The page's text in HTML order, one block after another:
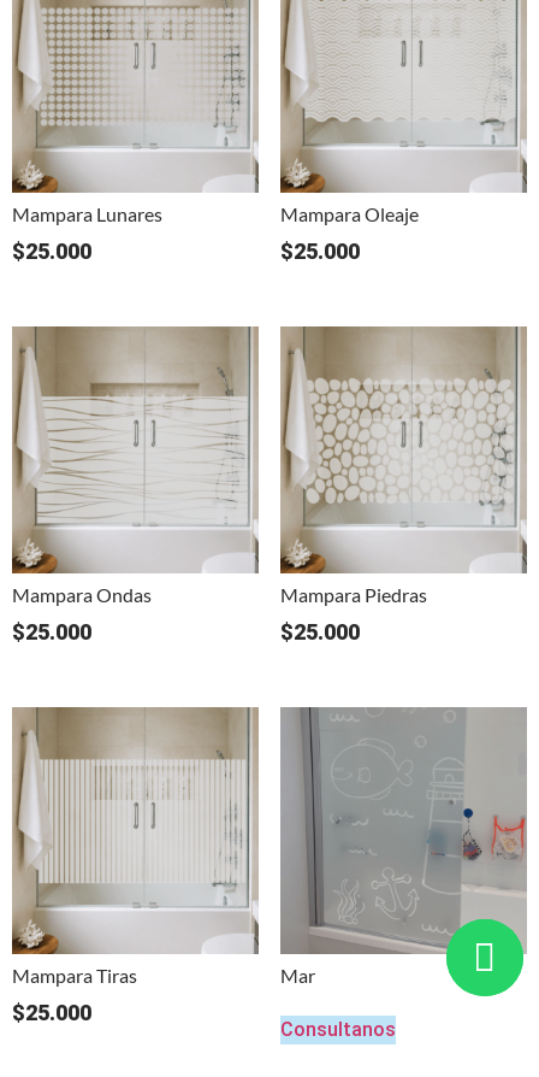
Mampara Lunares
$25.000
Mampara Oleaje
$25.000
Mampara Ondas
$25.000
Mampara Piedras
$25.000
Mampara Tiras
$25.000
Mar
Consultanos